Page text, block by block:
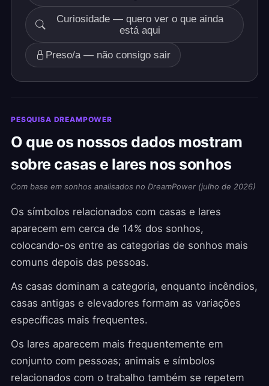
Curiosidade — quero ver o que ainda
está aqui
Preso/a — não consigo sair
PESQUISA DREAMPOWER
O que os nossos dados mostram
sobre casas e lares nos sonhos
Com base em sonhos analisados no DreamPower (julho de 2026)
Os símbolos relacionados com casas e lares
aparecem em cerca de 14% dos sonhos,
colocando-os entre as categorias de sonhos mais
comuns depois das pessoas.
As casas dominam a categoria, enquanto incêndios,
casas antigas e elevadores formam as variações
específicas mais frequentes.
Os lares aparecem mais frequentemente em
conjunto com pessoas; animais e símbolos
relacionados com o trabalho também se repetem